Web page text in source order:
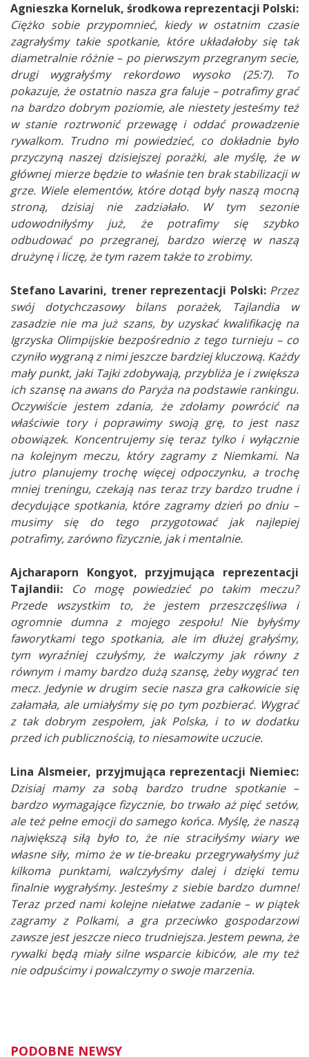
Agnieszka Korneluk, środkowa reprezentacji Polski:
Ciężko sobie przypomnieć, kiedy w ostatnim czasie
zagrałyśmy takie spotkanie, które układałoby się tak
diametralnie różnie – po pierwszym przegranym secie,
drugi wygrałyśmy rekordowo wysoko (25:7). To
pokazuje, że ostatnio nasza gra faluje – potrafimy grać
na bardzo dobrym poziomie, ale niestety jesteśmy też
w stanie roztrwonić przewagę i oddać prowadzenie
rywalkom. Trudno mi powiedzieć, co dokładnie było
przyczyną naszej dzisiejszej porażki, ale myślę, że w
głównej mierze będzie to właśnie ten brak stabilizacji w
grze. Wiele elementów, które dotąd były naszą mocną
stroną, dzisiaj nie zadziałało. W tym sezonie
udowodniłyśmy już, że potrafimy się szybko
odbudować po przegranej, bardzo wierzę w naszą
drużynę i liczę, że tym razem także to zrobimy.
Stefano Lavarini, trener reprezentacji Polski: Przez
swój dotychczasowy bilans porażek, Tajlandia w
zasadzie nie ma już szans, by uzyskać kwalifikację na
Igrzyska Olimpijskie bezpośrednio z tego turnieju –co
czyniło wygraną z nimi jeszcze bardziej kluczową. Każdy
mały punkt, jaki Tajki zdobywają, przybliża je i zwiększa
ich szansę na awans do Paryża na podstawie rankingu.
Oczywiście jestem zdania, że zdołamy powrócić na
właściwie tory i poprawimy swoją grę, to jest nasz
obowiązek. Koncentrujemy się teraz tylko i wyłącznie
na kolejnym meczu, który zagramy z Niemkami. Na
jutro planujemy trochę więcej odpoczynku, a trochę
mniej treningu, czekają nas teraz trzy bardzo trudne i
decydujące spotkania, które zagramy dzień po dniu –
musimy się do tego przygotować jak najlepiej
potrafimy, zarówno fizycznie, jak i mentalnie.
Ajcharaporn Kongyot, przyjmująca reprezentacji
Tajlandii:
Co mogę powiedzieć po takim meczu?
Przede wszystkim to, że jestem przeszczęśliwa i
ogromnie dumna z mojego zespołu! Nie byłyśmy
faworytkami tego spotkania, ale im dłużej grałyśmy,
tym wyraźniej czułyśmy, że walczymy jak równy z
równym i mamy bardzo dużą szansę, żeby wygrać ten
mecz. Jedynie w drugim secie nasza gra całkowicie się
załamała, ale umiałyśmy się po tym pozbierać. Wygrać
z tak dobrym zespołem, jak Polska, i to w dodatku
przed ich publicznością, to niesamowite uczucie.
Lina Alsmeier, przyjmująca reprezentacji Niemiec:
Dzisiaj mamy za sobą bardzo trudne spotkanie –
bardzo wymagające fizycznie, bo trwało aż pięć setów,
ale też pełne emocji do samego końca. Myślę, że naszą
największą siłą było to, że nie straciłyśmy wiary we
własne siły, mimo że w tie-breaku przegrywałyśmy już
kilkoma punktami, walczyłyśmy dalej i dzięki temu
finalnie wygrałyśmy. Jesteśmy z siebie bardzo dumne!
Teraz przed nami kolejne niełatwe zadanie – w piątek
zagramy z Polkami, a gra przeciwko gospodarzowi
zawsze jest jeszcze nieco trudniejsza. Jestem pewna, że
rywalki będą miały silne wsparcie kibiców, ale my też
nie odpuścimy i powalczymy o swoje marzenia.
PODOBNE NEWSY